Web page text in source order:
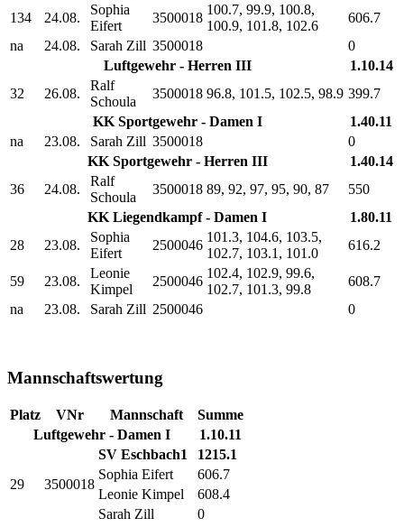
134 24.08.
Sophia
Eifert
3500018
100.7, 99.9, 100.8,
100.9, 101.8, 102.6
606.7
na
24.08. Sarah Zill 3500018
0
Luftgewehr - Herren III
1.10.14
32
26.08.
Ralf
Schoula
3500018 96.8, 101.5, 102.5, 98.9 399.7
KK Sportgewehr - Damen I
1.40.11
na
23.08. Sarah Zill 3500018
0
KK Sportgewehr - Herren III
1.40.14
36
24.08.
Ralf
Schoula
3500018 89, 92, 97, 95, 90, 87
550
KK Liegendkampf - Damen I
1.80.11
28
23.08.
Sophia
Eifert
2500046
101.3, 104.6, 103.5,
102.7, 103.1, 101.0
616.2
59 23.08.
Leonie
Kimpel
2500046
102.4, 102.9, 99.6,
102.7, 101.3, 99.8
608.7
na
23.08. Sarah Zill 2500046 0
Mannschaftswertung
Platz VNr Mannschaft
Summe
Luftgewehr - Damen I
1.10.11
29 3500018
SV Eschbach1
1215.1
Sophia Eifert
606.7
Leonie Kimpel
608.4
Sarah Zill
0